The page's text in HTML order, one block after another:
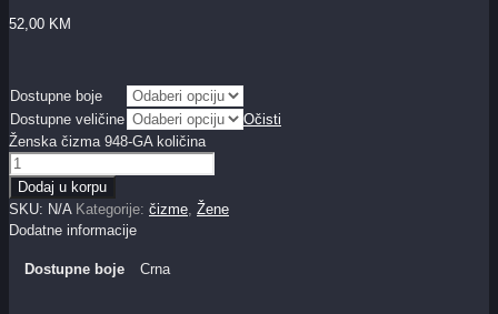
52,00 KM
Dostupne boje
Dostupne veličine
Očisti
Ženska čizma 948-GA količina
Dodaj u korpu
SKU: N/A Kategorije: čizme, Žene
Dodatne informacije
Dostupne boje Crna